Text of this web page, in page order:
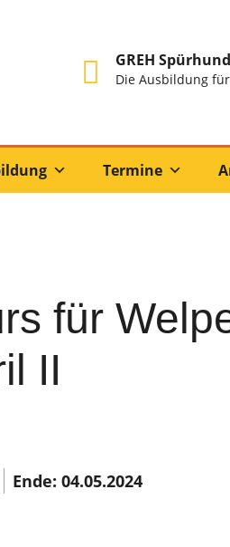
GREH
Die Ausbildung
Termine
für
II
Ende: 04.05.2024